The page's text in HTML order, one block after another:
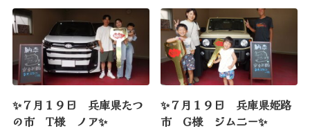
✨７月１９日 兵庫県たつ
の市 T様 ノア✨
✨７月１９日 兵庫県姫路
市 G様 ジムニー✨